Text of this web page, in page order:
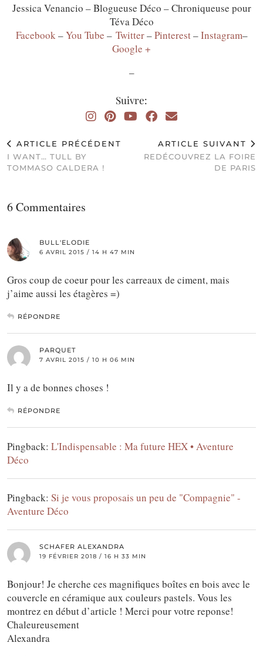
Jessica Venancio – Blogueuse Déco – Chroniqueuse pour
Téva Déco
Facebook–You Tube – Twitter–Pinterest–Instagram–
Google +
–
Suivre:
ARTICLE PRÉCÉDENT
I WANT… TULL BY
TOMMASO CALDERA !
ARTICLE SUIVANT
REDÉCOUVREZ LA FOIRE
DE PARIS
6 Commentaires
BULL'ELODIE
6 AVRIL 2015 / 14 H 47 MIN
Gros coup de coeur pour les carreaux de ciment, mais
j’aime aussi les étagères =)
RÉPONDRE
PARQUET
7 AVRIL 2015 / 10 H 06 MIN
Il y a de bonnes choses !
RÉPONDRE
Pingback: L'Indispensable : Ma future HEX • Aventure
Déco
Pingback: Si je vous proposais un peu de "Compagnie" -
Aventure Déco
SCHAFER ALEXANDRA
19 FÉVRIER 2018 / 16 H 33 MIN
Bonjour! Je cherche ces magnifiques boîtes en bois avec le
couvercle en céramique aux couleurs pastels. Vous les
montrez en début d’article ! Merci pour votre reponse!
Chaleureusement
Alexandra